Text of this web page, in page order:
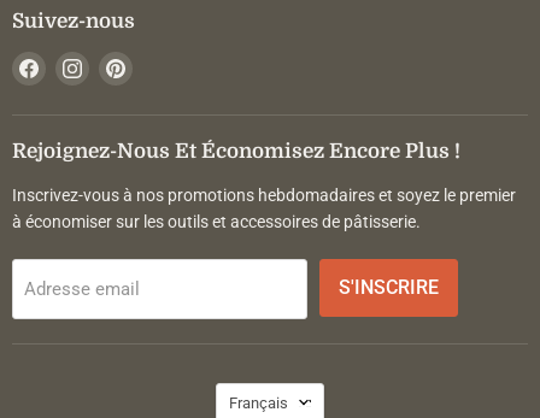
Suivez-nous
Trouvez-
sur
Facebook
Trouvez-
sur
Instagram
sur
Pinterest
Rejoignez-Nous Et Économisez Encore Plus !
Inscrivez-vous à nos promotions hebdomadaires et soyez le premier
à économiser sur les outils et accessoires de pâtisserie.
Adresse email S'INSCRIRE
Langue
Français